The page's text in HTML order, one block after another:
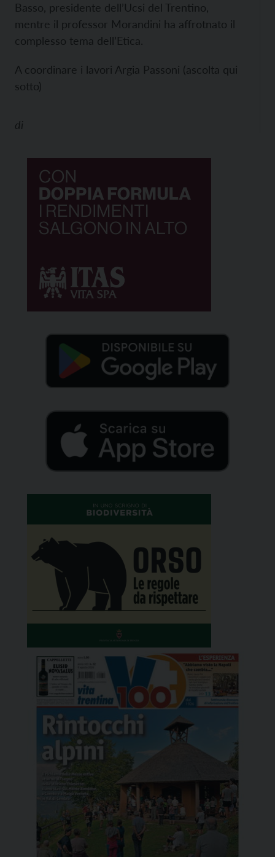
Basso, presidente dell’Ucsi del Trentino,
mentre il professor Morandini ha affrotnato il
complesso tema dell’Etica.
A coordinare i lavori Argia Passoni (ascolta qui
sotto)
di